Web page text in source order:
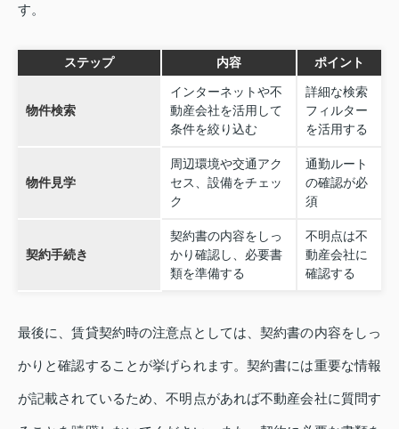
す。
ステップ 内容 ポイント
物件検索
インターネットや不
動産会社を活用して
条件を絞り込む
詳細な検索
フィルター
を活用する
物件見学
周辺環境や交通アク
セス、設備をチェッ
ク
通勤ルート
の確認が必
須
契約手続き
契約書の内容をしっ
かり確認し、必要書
類を準備する
不明点は不
動産会社に
確認する
最後に、賃貸契約時の注意点としては、契約書の内容をしっ
かりと確認することが挙げられます。契約書には重要な情報
が記載されているため、不明点があれば不動産会社に質問す